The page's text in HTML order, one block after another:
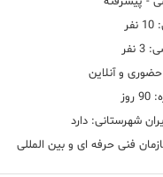
و آنلاین
شهرستانی: دارد
فنی حرفه ای و بین المللی